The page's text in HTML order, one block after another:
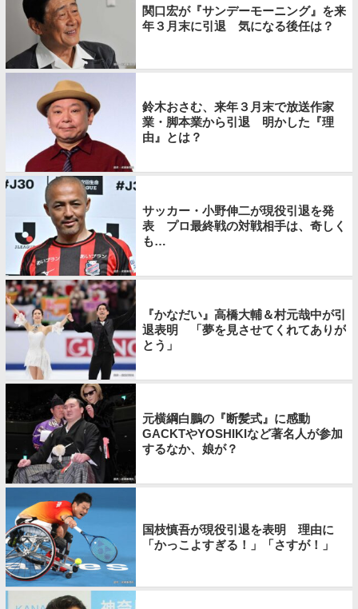
関口宏が『サンデーモーニング』を来
年３月末に引退 気になる後任は？
鈴木おさむ、来年３月末で放送作家
業・脚本業から引退 明かした『理
由』とは？
サッカー・小野伸二が現役引退を発
表 プロ最終戦の対戦相手は、奇しく
も…
『かなだい』高橋大輔＆村元哉中が引
退表明 「夢を見させてくれてありが
とう」
元横綱白鵬の『断髪式』に感動
GACKTやYOSHIKIなど著名人が参加
するなか、娘が？
国枝慎吾が現役引退を表明 理由に
「かっこよすぎる！」「さすが！」